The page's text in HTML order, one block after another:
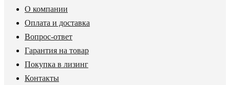
О компании
Оплата и доставка
Вопрос-ответ
Гарантия на товар
Покупка в лизинг
Контакты